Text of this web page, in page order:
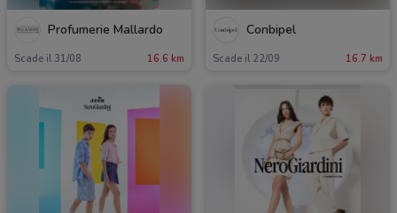
Profumerie Mallardo
Scade il 31/08 16.6 km
Conbipel
Scade il 22/09 16.7 km